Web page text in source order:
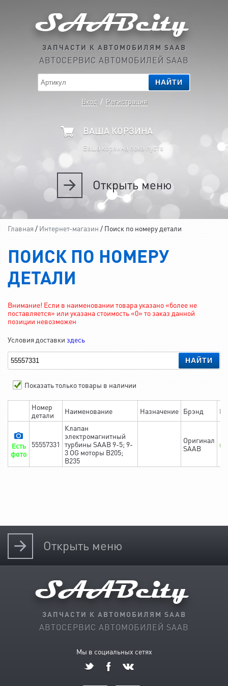
ЗАПЧАСТИ К АВТОМОБИЛЯМ SAAB
АВТОСЕРВИС АВТОМОБИЛЕЙ SAAB
НАЙТИ
Вход / Регистрация
ВАША КОРЗИНА
Ваша корзина пока пуста
Открытьменю
Главная / Интернет-магазин / Поиск по номеру детали
ПОИСК ПО НОМЕРУ
ДЕТАЛИ
Внимание! Если в наименовании товара указано «более не
поставляется» или указана стоимость «0» то заказ данной
позиции невозможен
Условия доставки здесь
НАЙТИ
Показать только товары в наличии
Номер
детали
Наименование Назначение Брэнд
Есть
фото
55557331
Клапан
электромагнитный
турбины SAAB 9-5; 9-
3 OG моторы B205;
B235
Оригинал
SAAB
в
Открыть меню
ЗАПЧАСТИ К АВТОМОБИЛЯМ SAAB
АВТОСЕРВИС АВТОМОБИЛЕЙ SAAB
Мы в социальных сетях